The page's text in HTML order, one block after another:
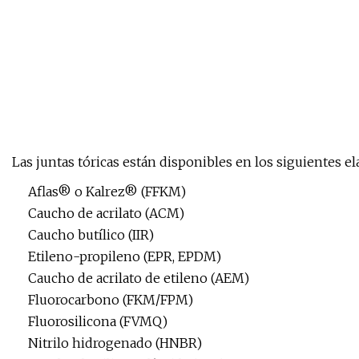
Las juntas tóricas están disponibles en los siguientes
Aflas® o Kalrez® (FFKM)
Caucho de acrilato (ACM)
Caucho butílico (IIR)
Etileno-propileno (EPR, EPDM)
Caucho de acrilato de etileno (AEM)
Fluorocarbono (FKM/FPM)
Fluorosilicona (FVMQ)
Nitrilo hidrogenado (HNBR)